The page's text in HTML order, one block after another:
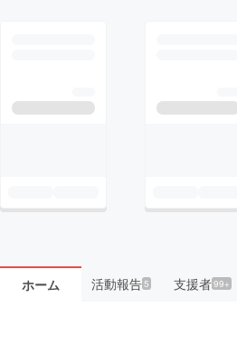
ホーム 活動報告5 支援者99+